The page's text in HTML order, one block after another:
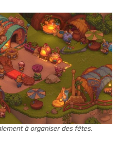
à organiser des fêtes.